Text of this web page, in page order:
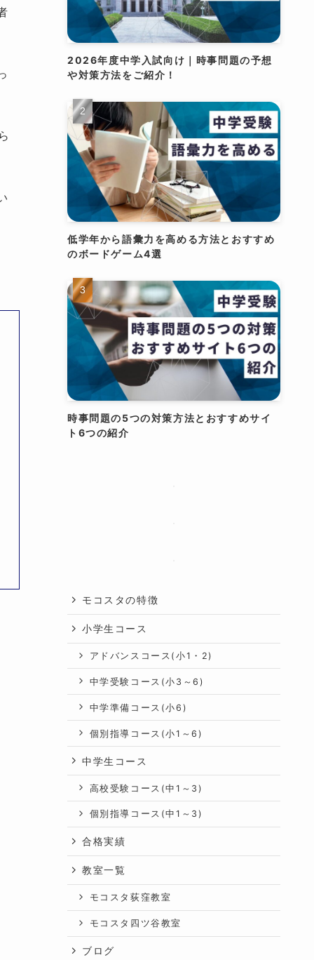
2026年度中学入試向け｜時事問題の予想
や対策方法をご紹介！
低学年から語彙力を高める方法とおすすめ
のボードゲーム4選
時事問題の5つの対策方法とおすすめサイ
ト6つの紹介
モコスタの特徴
小学生コース
アドバンスコース(小1・2)
中学受験コース(小3～6)
中学準備コース(小6)
個別指導コース(小1～6)
中学生コース
高校受験コース(中1～3)
個別指導コース(中1～3)
合格実績
教室一覧
モコスタ荻窪教室
モコスタ四ツ谷教室
ブログ